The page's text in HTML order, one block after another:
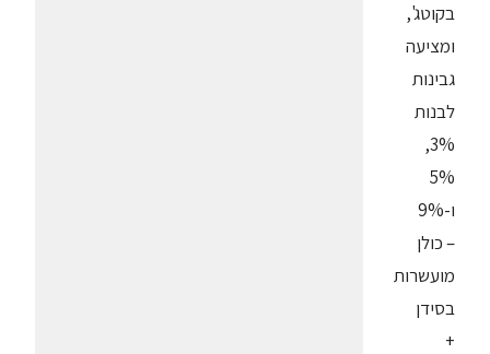
בקוטג',
ומציעה
גבינות
לבנות
3%,
5%
ו-9%
– כולן
מועשרות
בסידן
+